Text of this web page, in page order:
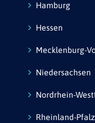
Hamburg
Hessen
Mecklenburg-
Niedersachsen
Nordrhein-
Rheinland-Pfalz